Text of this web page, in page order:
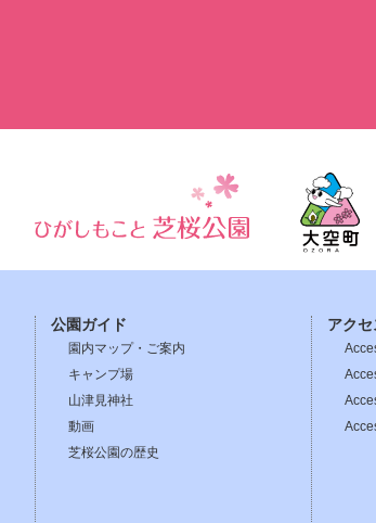
公園ガイド
園内マップ・ご案内
キャンプ場
山津見神社
動画
芝桜公園の歴史
アクセ